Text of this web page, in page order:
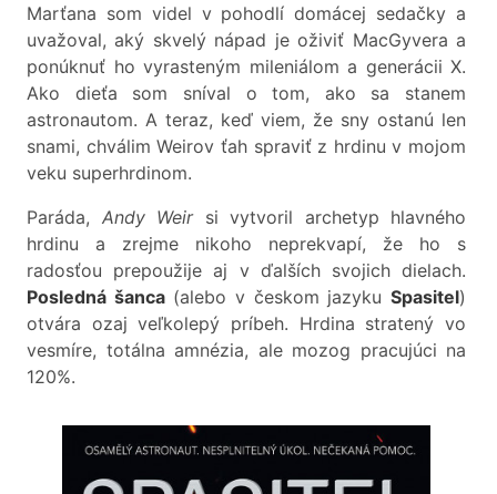
Marťana som videl v pohodlí domácej sedačky a
uvažoval, aký skvelý nápad je oživiť MacGyvera a
ponúknuť ho vyrasteným mileniálom a generácii X.
Ako dieťa som sníval o tom, ako sa stanem
astronautom. A teraz, keď viem, že sny ostanú len
snami, chválim Weirov ťah spraviť z hrdinu v mojom
veku superhrdinom.
Paráda, Andy Weirsi vytvoril archetyp hlavného
hrdinu a zrejme nikoho neprekvapí, že ho s
radosťou prepoužije aj v ďalších svojich dielach.
Posledná šanca(alebo v českom jazykuSpasitel)
otvára ozaj veľkolepý príbeh. Hrdina stratený vo
vesmíre, totálna amnézia, ale mozog pracujúci na
120%.